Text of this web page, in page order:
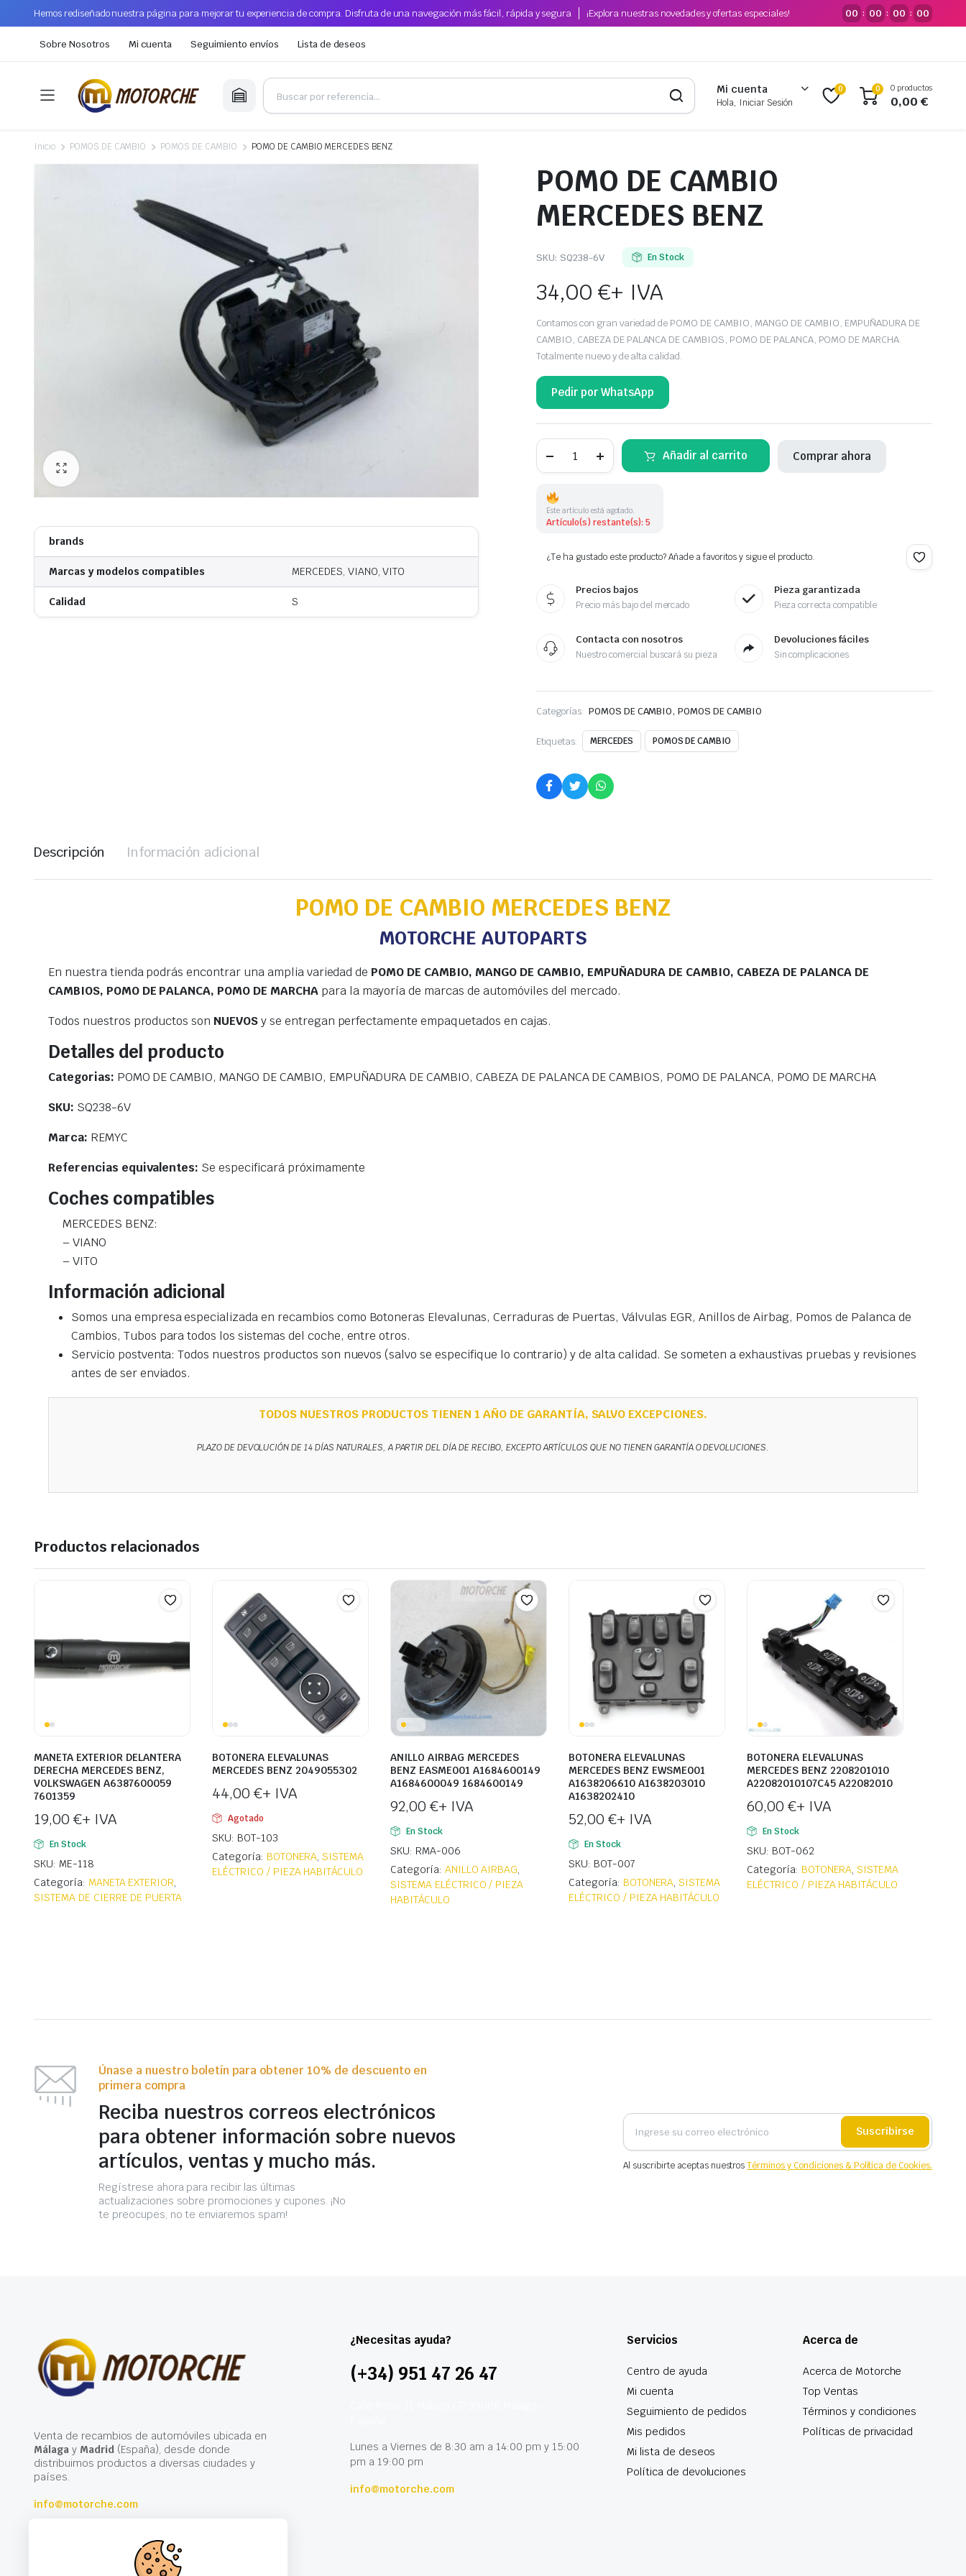
Hemos rediseñado nuestra página para mejorar tu experiencia de compra. Disfruta de una navegación más fácil, rápida y segura ¡Explora nuestras novedades y ofertas especiales! 00 : 00 : 00 : 00
Sobre Nosotros Mi cuenta Seguimiento envíos Lista de deseos
Mi cuenta
Hola, Iniciar Sesión
0 0 0 productos
0,00€
Inicio POMOS DE CAMBIO POMOS DE CAMBIO POMO DE CAMBIO MERCEDES BENZ
brands
Marcas y modelos compatibles MERCEDES, VIANO, VITO
Calidad S
POMO DE CAMBIO
MERCEDES BENZ
SKU: SQ238-6V En Stock
34,00€+ IVA
Contamos con gran variedad de POMO DE CAMBIO, MANGO DE CAMBIO, EMPUÑADURA DE
CAMBIO, CABEZA DE PALANCA DE CAMBIOS, POMO DE PALANCA, POMO DE MARCHA.
Totalmente nuevo y de alta calidad.
Pedir por WhatsApp
cantidad
Añadir al carrito Comprar ahora
Este artículo está agotado.
Artículo(s) restante(s): 5
¿Te ha gustado este producto? Añade a favoritos y sigue el producto.
Precios bajos
Precio más bajo del mercado
Pieza garantizada
Pieza correcta compatible
Contacta con nosotros
Nuestro comercial buscará su pieza
Devoluciones fáciles
Sin complicaciones
Categorías: POMOS DE CAMBIO, POMOS DE CAMBIO
Etiquetas: MERCEDES POMOS DE CAMBIO
Descripción Información adicional
POMO DE CAMBIO MERCEDES BENZ
MOTORCHE AUTOPARTS
En nuestra tienda podrás encontrar una amplia variedad de POMO DE CAMBIO, MANGO DE CAMBIO, EMPUÑADURA DE CAMBIO, CABEZA DE PALANCA DE
CAMBIOS, POMO DE PALANCA, POMO DE MARCHApara la mayoría de marcas de automóviles del mercado.
Todos nuestros productos son NUEVOSy se entregan perfectamente empaquetados en cajas.
Detalles del producto
Categorias: POMO DE CAMBIO, MANGO DE CAMBIO, EMPUÑADURA DE CAMBIO, CABEZA DE PALANCA DE CAMBIOS, POMO DE PALANCA, POMO DE MARCHA
SKU: SQ238-6V
Marca: REMYC
Referencias equivalentes: Se especificará próximamente
Coches compatibles
MERCEDES BENZ:
– VIANO
– VITO
Información adicional
Somos una empresa especializada en recambios como Botoneras Elevalunas, Cerraduras de Puertas, Válvulas EGR, Anillos de Airbag, Pomos de Palanca de
Cambios, Tubos para todos los sistemas del coche, entre otros.
Servicio postventa: Todos nuestros productos son nuevos (salvo se especifique lo contrario) y de alta calidad. Se someten a exhaustivas pruebas y revisiones
antes de ser enviados.
TODOS NUESTROS PRODUCTOS TIENEN 1 AÑO DE GARANTÍA, SALVO EXCEPCIONES.
PLAZO DE DEVOLUCIÓN DE 14 DÍAS NATURALES, A PARTIR DEL DÍA DE RECIBO, EXCEPTO ARTÍCULOS QUE NO TIENEN GARANTÍA O DEVOLUCIONES.
Productos relacionados
MANETA EXTERIOR DELANTERA
DERECHA MERCEDES BENZ,
VOLKSWAGEN A6387600059
7601359
19,00 €+ IVA
En Stock
SKU: ME-118
Categoría: MANETA EXTERIOR,
SISTEMA DE CIERRE DE PUERTA
BOTONERA ELEVALUNAS
MERCEDES BENZ 2049055302
44,00 €+ IVA
Agotado
SKU: BOT-103
Categoría: BOTONERA,SISTEMA
ELÉCTRICO / PIEZA HABITÁCULO
ANILLO AIRBAG MERCEDES
BENZ EASME001 A1684600149
A1684600049 1684600149
92,00 €+ IVA
En Stock
SKU: RMA-006
Categoría: ANILLO AIRBAG,
SISTEMA ELÉCTRICO / PIEZA
HABITÁCULO
BOTONERA ELEVALUNAS
MERCEDES BENZ EWSME001
A1638206610 A1638203010
A1638202410
52,00 €+ IVA
En Stock
SKU: BOT-007
Categoría: BOTONERA,SISTEMA
ELÉCTRICO / PIEZA HABITÁCULO
BOTONERA ELEVALUNAS
MERCEDES BENZ 2208201010
A22082010107C45 A22082010
60,00 €+ IVA
En Stock
SKU: BOT-062
Categoría: BOTONERA,SISTEMA
ELÉCTRICO / PIEZA HABITÁCULO
Únase a nuestro boletín para obtener 10% de descuento en
primera compra
Reciba nuestros correos electrónicos
para obtener información sobre nuevos
artículos, ventas y mucho más.
Regístrese ahora para recibir las últimas
actualizaciones sobre promociones y cupones. ¡No
te preocupes, no te enviaremos spam!
Suscribirse
Al suscribirte aceptas nuestrosTérminos y Condiciones & Política de Cookies.
Venta de recambios de automóviles ubicada en
Málagay Madrid(España), desde donde
distribuimos productos a diversas ciudades y
países.
info@motorche.com
¿Necesitas ayuda?
(+34) 951 47 26 47
Lunes a Viernes de 8:30 am a 14:00 pm y 15:00
pm a 19:00 pm
info@motorche.com
Servicios
Centro de ayuda
Mi cuenta
Seguimiento de pedidos
Mis pedidos
Mi lista de deseos
Política de devoluciones
Acerca de
Acerca de Motorche
Top Ventas
Términos y condiciones
Políticas de privacidad